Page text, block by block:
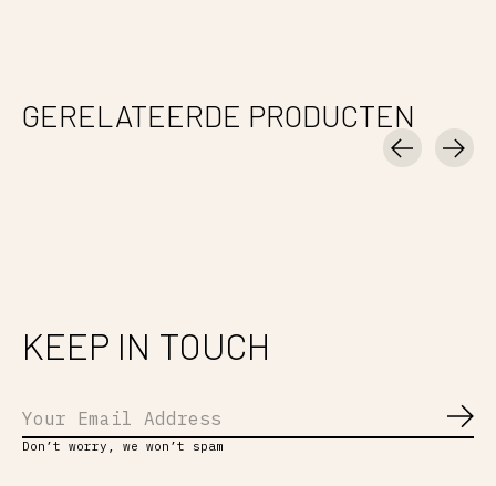
GERELATEERDE PRODUCTEN
KEEP IN TOUCH
Don’t worry, we won’t spam